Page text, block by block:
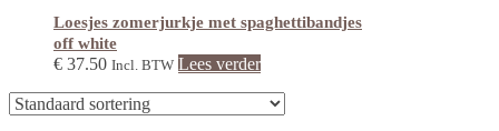
Loesjes zomerjurkje met spaghettibandjes
off white
€ 37.50 Incl. BTW Lees verder